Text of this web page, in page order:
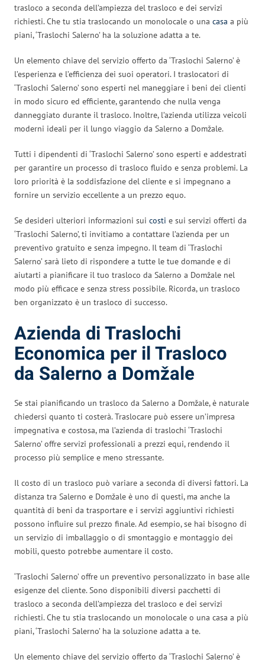
trasloco a seconda dell’ampiezza del trasloco e dei servizi
richiesti. Che tu stia traslocando un monolocale o una casa a più
piani, ‘Traslochi Salerno’ ha la soluzione adatta a te.
Un elemento chiave del servizio offerto da ‘Traslochi Salerno’ è
l’esperienza e l’efficienza dei suoi operatori. I traslocatori di
‘Traslochi Salerno’ sono esperti nel maneggiare i beni dei clienti
in modo sicuro ed efficiente, garantendo che nulla venga
danneggiato durante il trasloco. Inoltre, l’azienda utilizza veicoli
moderni ideali per il lungo viaggio da Salerno a Domžale.
Tutti i dipendenti di ‘Traslochi Salerno’ sono esperti e addestrati
per garantire un processo di trasloco fluido e senza problemi. La
loro priorità è la soddisfazione del cliente e si impegnano a
fornire un servizio eccellente a un prezzo equo.
Se desideri ulteriori informazioni sui costi e sui servizi offerti da
‘Traslochi Salerno’, ti invitiamo a contattare l’azienda per un
preventivo gratuito e senza impegno. Il team di ‘Traslochi
Salerno’ sarà lieto di rispondere a tutte le tue domande e di
aiutarti a pianificare il tuo trasloco da Salerno a Domžale nel
modo più efficace e senza stress possibile. Ricorda, un trasloco
ben organizzato è un trasloco di successo.
Azienda di Traslochi
Economica per il Trasloco
da Salerno a Domžale
Se stai pianificando un trasloco da Salerno a Domžale, è naturale
chiedersi quanto ti costerà. Traslocare può essere un’impresa
impegnativa e costosa, ma l’azienda di traslochi ‘Traslochi
Salerno’ offre servizi professionali a prezzi equi, rendendo il
processo più semplice e meno stressante.
Il costo di un trasloco può variare a seconda di diversi fattori. La
distanza tra Salerno e Domžale è uno di questi, ma anche la
quantità di beni da trasportare e i servizi aggiuntivi richiesti
possono influire sul prezzo finale. Ad esempio, se hai bisogno di
un servizio di imballaggio o di smontaggio e montaggio dei
mobili, questo potrebbe aumentare il costo.
‘Traslochi Salerno’ offre un preventivo personalizzato in base alle
esigenze del cliente. Sono disponibili diversi pacchetti di
trasloco a seconda dell’ampiezza del trasloco e dei servizi
richiesti. Che tu stia traslocando un monolocale o una casa a più
piani, ‘Traslochi Salerno’ ha la soluzione adatta a te.
Un elemento chiave del servizio offerto da ‘Traslochi Salerno’ è